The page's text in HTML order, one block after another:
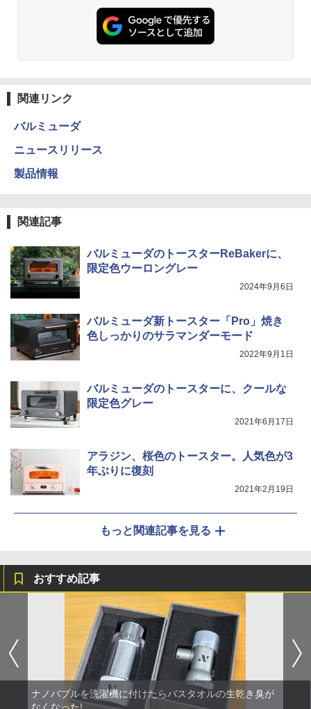
関連リンク
バルミューダ
ニュースリリース
製品情報
関連記事
バルミューダのトースターReBakerに、
限定色ウーロングレー
2024年9月6日
バルミューダ新トースター「Pro」焼き
色しっかりのサラマンダーモード
2022年9月1日
バルミューダのトースターに、クールな
限定色グレー
2021年6月17日
アラジン、桜色のトースター。人気色が3
年ぶりに復刻
2021年2月19日
もっと関連記事を見る
おすすめ記事
ナノバブルを洗濯機に付けたらバスタオルの生乾き臭が